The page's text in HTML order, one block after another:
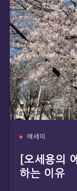
에세이
[오세용의
하는 이유